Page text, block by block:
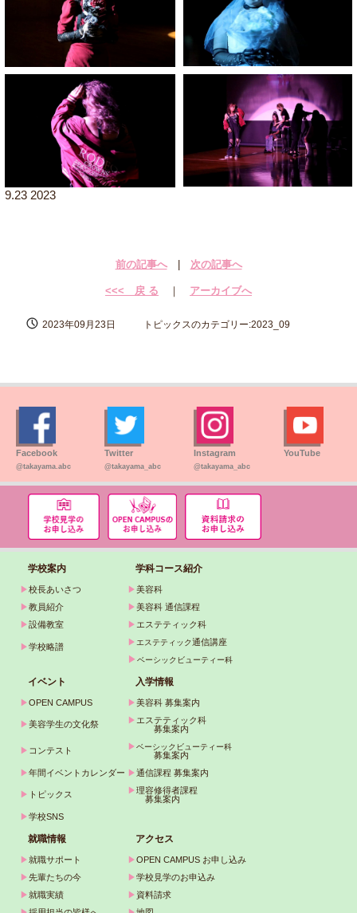
9.23 2023
前の記事へ| 次の記事へ
<<< 戻 る ｜ アーカイブへ
2023年09月23日 トピックスのカテゴリー:2023_09
Facebook
@takayama.abc
Twitter
@takayama_abc
Instagram
@takayama_abc
YouTube
学校案内 学科コース紹介
▶校長あいさつ ▶美容科
▶教員紹介 ▶美容科 通信課程
▶設備教室 ▶ エステティック科
▶学校略譜 ▶ エステティック通信講座
▶ベーシックビューティー科
イベント 入学情報
▶OPEN CAMPUS ▶美容科 募集案内
▶美容学生の文化祭 ▶ エステティック科
募集案内
▶ コンテスト ▶ベーシックビューティー科
募集案内
▶年間イベントカレンダー ▶通信課程 募集案内
▶ トピックス ▶理容修得者課程
募集案内
▶学校SNS
就職情報 アクセス
▶就職サポート ▶OPEN CAMPUS お申し込み
▶先輩たちの今 ▶学校見学のお申込み
▶就職実績 ▶ 資料請求